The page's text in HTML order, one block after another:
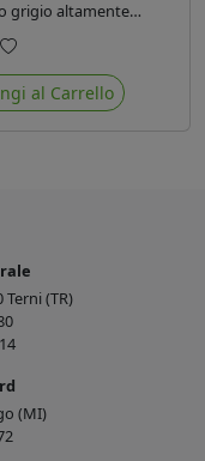
grigio altamente
specifico la stampa con
base acqua. Prodotto
100% green.
Preferiti
al Carrello
(TR)
(MI)